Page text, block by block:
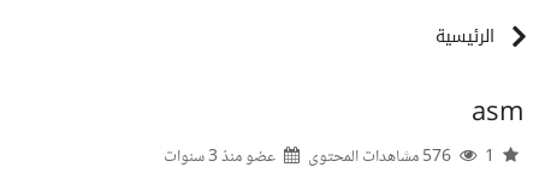
الرئيسية
asm
عضو منذ3 سنوات